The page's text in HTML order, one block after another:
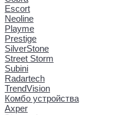
Escort
Neoline
Playme
Prestige
SilverStone
Street Storm
Subini
Radartech
TrendVision
Комбо устройства
Axper